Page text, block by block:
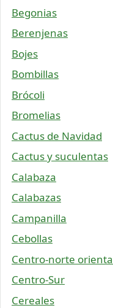
Begonias
Berenjenas
Bojes
Bombillas
Brócoli
Bromelias
Cactus de Navidad
Cactus y suculentas
Calabaza
Calabazas
Campanilla
Cebollas
Centro-norte
Centro-Sur
Cereales